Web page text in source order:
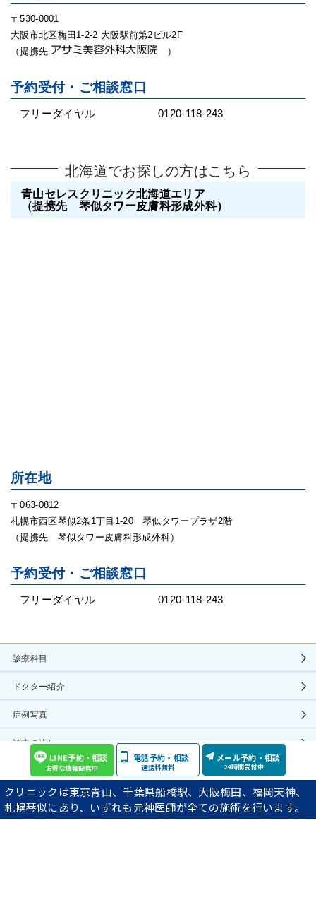
〒530-0001
大阪市北区梅田1-2-2 大阪駅前第2ビル2F
（提携先
）
予約受付・ご相談窓口
フリーダイヤル 0120-118-243
北海道でお探しの方はこちら
青山セレスクリニック北海道エリア
（提携先 琴似タワー皮膚科形成外科）
所在地
〒063-0812
札幌市西区琴似2条1丁目1-20 琴似タワープラザ2階
（提携先 琴似タワー皮膚科形成外科）
予約受付・ご相談窓口
フリーダイヤル 0120-118-243
診療科目
ドクター紹介
症例写真
診療の流れ
施術費用
院長ブログ
LINE予約・相談
お得な情報配信中
電話予約・相談
通話料無料
メール予約・相談
24時間受付中
クリニックは東京青山、千葉県船橋駅、大阪梅田、福岡天神、
札幌琴似にあり、いずれも元神医師が全ての施術を行います。